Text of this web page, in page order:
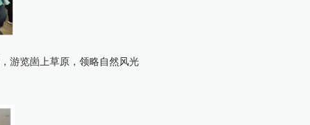
游览崮上草原，领略自然风光